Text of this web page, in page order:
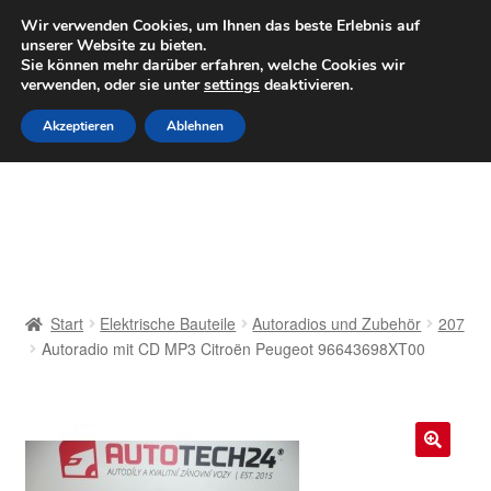
LIEFERUNG ab 6 EUR
Mo–Fr 9–16 Uhr · 0175 7465658
Zur
Navigation
springen
Zum
Inhalt
springen
Beschwerdeordnung
Impressum
Start Elektrische Bauteile Autoradios und Zubehör
207
Autoradio mit CD MP3 Citroën Peugeot 96643698XT00
Wir verwenden Cookies, um Ihnen das beste Erlebnis auf
unserer Website zu bieten.
Sie können mehr darüber erfahren, welche Cookies wir
verwenden, oder sie untersettings deaktivieren.
Akzeptieren Ablehnen